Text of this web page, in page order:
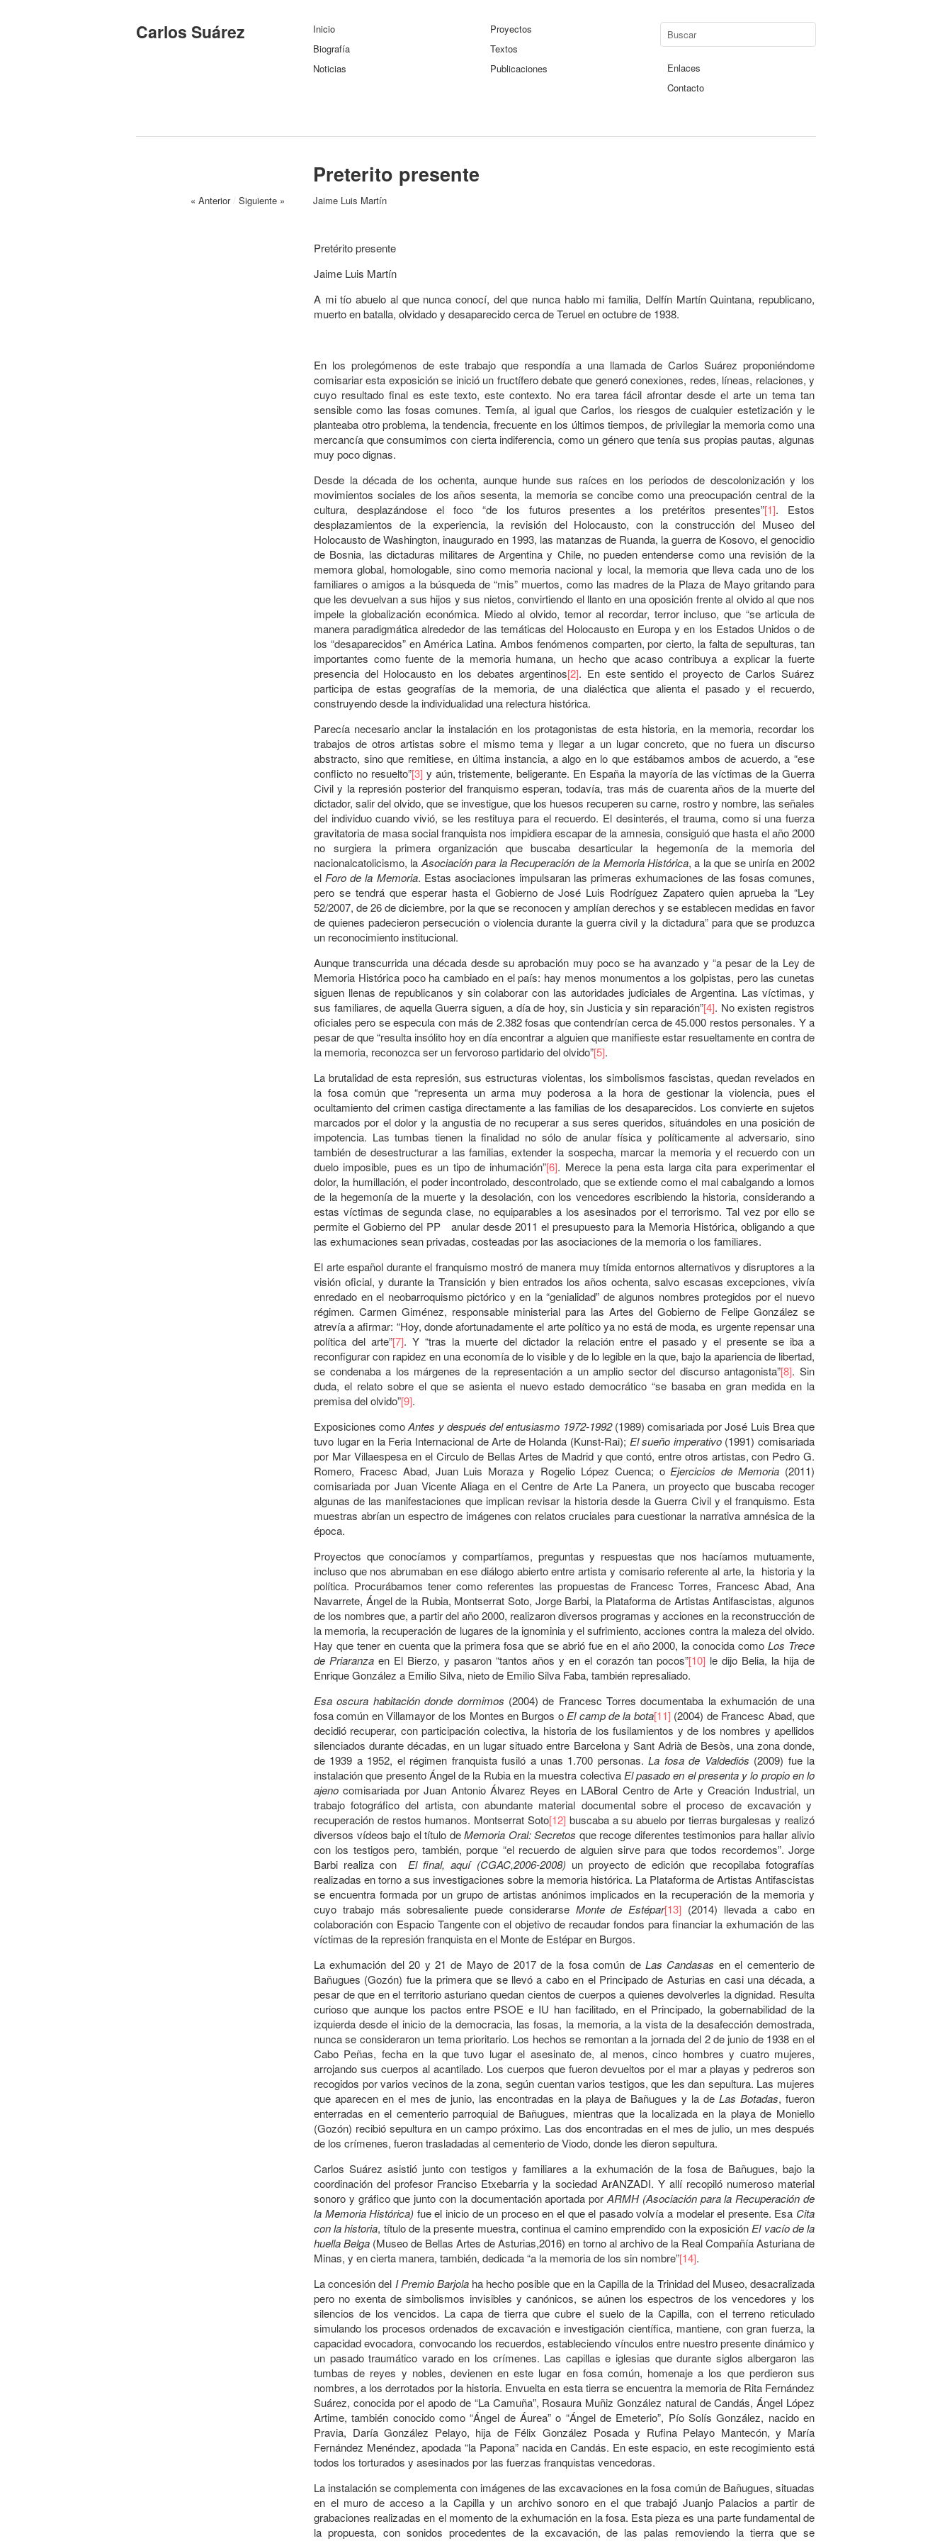
Carlos Suárez
Inicio
Biografía
Noticias
Proyectos
Textos
Publicaciones
Enlaces
Contacto
Preterito presente
« Anterior / Siguiente » Jaime Luis Martín
Pretérito presente
Jaime Luis Martín
A mi tío abuelo al que nunca conocí, del que nunca hablo mi familia, Delfín Martín Quintana, republicano,
muerto en batalla, olvidado y desaparecido cerca de Teruel en octubre de 1938.
En los prolegómenos de este trabajo que respondía a una llamada de Carlos Suárez proponiéndome
comisariar esta exposición se inició un fructífero debate que generó conexiones, redes, líneas, relaciones, y
cuyo resultado final es este texto, este contexto. No era tarea fácil afrontar desde el arte un tema tan
sensible como las fosas comunes. Temía, al igual que Carlos, los riesgos de cualquier estetización y le
planteaba otro problema, la tendencia, frecuente en los últimos tiempos, de privilegiar la memoria como una
mercancía que consumimos con cierta indiferencia, como un género que tenía sus propias pautas, algunas
muy poco dignas.
Desde la década de los ochenta, aunque hunde sus raíces en los periodos de descolonización y los
movimientos sociales de los años sesenta, la memoria se concibe como una preocupación central de la
cultura, desplazándose el foco “de los futuros presentes a los pretéritos presentes”[1]. Estos
desplazamientos de la experiencia, la revisión del Holocausto, con la construcción del Museo del
Holocausto de Washington, inaugurado en 1993, las matanzas de Ruanda, la guerra de Kosovo, el genocidio
de Bosnia, las dictaduras militares de Argentina y Chile, no pueden entenderse como una revisión de la
memora global, homologable, sino como memoria nacional y local, la memoria que lleva cada uno de los
familiares o amigos a la búsqueda de “mis” muertos, como las madres de la Plaza de Mayo gritando para
que les devuelvan a sus hijos y sus nietos, convirtiendo el llanto en una oposición frente al olvido al que nos
impele la globalización económica. Miedo al olvido, temor al recordar, terror incluso, que “se articula de
manera paradigmática alrededor de las temáticas del Holocausto en Europa y en los Estados Unidos o de
los “desaparecidos” en América Latina. Ambos fenómenos comparten, por cierto, la falta de sepulturas, tan
importantes como fuente de la memoria humana, un hecho que acaso contribuya a explicar la fuerte
presencia del Holocausto en los debates argentinos[2]. En este sentido el proyecto de Carlos Suárez
participa de estas geografías de la memoria, de una dialéctica que alienta el pasado y el recuerdo,
construyendo desde la individualidad una relectura histórica.
Parecía necesario anclar la instalación en los protagonistas de esta historia, en la memoria, recordar los
trabajos de otros artistas sobre el mismo tema y llegar a un lugar concreto, que no fuera un discurso
abstracto, sino que remitiese, en última instancia, a algo en lo que estábamos ambos de acuerdo, a “ese
conflicto no resuelto”[3] y aún, tristemente, beligerante. En España la mayoría de las víctimas de la Guerra
Civil y la represión posterior del franquismo esperan, todavía, tras más de cuarenta años de la muerte del
dictador, salir del olvido, que se investigue, que los huesos recuperen su carne, rostro y nombre, las señales
del individuo cuando vivió, se les restituya para el recuerdo. El desinterés, el trauma, como si una fuerza
gravitatoria de masa social franquista nos impidiera escapar de la amnesia, consiguió que hasta el año 2000
no surgiera la primera organización que buscaba desarticular la hegemonía de la memoria del
nacionalcatolicismo, la Asociación para la Recuperación de la Memoria Histórica, a la que se uniría en 2002
el Foro de la Memoria. Estas asociaciones impulsaran las primeras exhumaciones de las fosas comunes,
pero se tendrá que esperar hasta el Gobierno de José Luis Rodríguez Zapatero quien aprueba la “Ley
52/2007, de 26 de diciembre, por la que se reconocen y amplían derechos y se establecen medidas en favor
de quienes padecieron persecución o violencia durante la guerra civil y la dictadura” para que se produzca
un reconocimiento institucional.
Aunque transcurrida una década desde su aprobación muy poco se ha avanzado y “a pesar de la Ley de
Memoria Histórica poco ha cambiado en el país: hay menos monumentos a los golpistas, pero las cunetas
siguen llenas de republicanos y sin colaborar con las autoridades judiciales de Argentina. Las víctimas, y
sus familiares, de aquella Guerra siguen, a día de hoy, sin Justicia y sin reparación”[4]. No existen registros
oficiales pero se especula con más de 2.382 fosas que contendrían cerca de 45.000 restos personales. Y a
pesar de que “resulta insólito hoy en día encontrar a alguien que manifieste estar resueltamente en contra de
la memoria, reconozca ser un fervoroso partidario del olvido”[5].
La brutalidad de esta represión, sus estructuras violentas, los simbolismos fascistas, quedan revelados en
la fosa común que “representa un arma muy poderosa a la hora de gestionar la violencia, pues el
ocultamiento del crimen castiga directamente a las familias de los desaparecidos. Los convierte en sujetos
marcados por el dolor y la angustia de no recuperar a sus seres queridos, situándoles en una posición de
impotencia. Las tumbas tienen la finalidad no sólo de anular física y políticamente al adversario, sino
también de desestructurar a las familias, extender la sospecha, marcar la memoria y el recuerdo con un
duelo imposible, pues es un tipo de inhumación”[6]. Merece la pena esta larga cita para experimentar el
dolor, la humillación, el poder incontrolado, descontrolado, que se extiende como el mal cabalgando a lomos
de la hegemonía de la muerte y la desolación, con los vencedores escribiendo la historia, considerando a
estas víctimas de segunda clase, no equiparables a los asesinados por el terrorismo. Tal vez por ello se
permite el Gobierno del PP anular desde 2011 el presupuesto para la Memoria Histórica, obligando a que
las exhumaciones sean privadas, costeadas por las asociaciones de la memoria o los familiares.
El arte español durante el franquismo mostró de manera muy tímida entornos alternativos y disruptores a la
visión oficial, y durante la Transición y bien entrados los años ochenta, salvo escasas excepciones, vivía
enredado en el neobarroquismo pictórico y en la “genialidad” de algunos nombres protegidos por el nuevo
régimen. Carmen Giménez, responsable ministerial para las Artes del Gobierno de Felipe González se
atrevía a afirmar: “Hoy, donde afortunadamente el arte político ya no está de moda, es urgente repensar una
política del arte”[7]. Y “tras la muerte del dictador la relación entre el pasado y el presente se iba a
reconfigurar con rapidez en una economía de lo visible y de lo legible en la que, bajo la apariencia de libertad,
se condenaba a los márgenes de la representación a un amplio sector del discurso antagonista”[8]. Sin
duda, el relato sobre el que se asienta el nuevo estado democrático “se basaba en gran medida en la
premisa del olvido”[9].
Exposiciones comoAntes y después del entusiasmo 1972-1992(1989) comisariada por José Luis Brea que
tuvo lugar en la Feria Internacional de Arte de Holanda (Kunst-Rai); El sueño imperativo(1991) comisariada
por Mar Villaespesa en el Circulo de Bellas Artes de Madrid y que contó, entre otros artistas, con Pedro G.
Romero, Fracesc Abad, Juan Luis Moraza y Rogelio López Cuenca; o Ejercicios de Memoria (2011)
comisariada por Juan Vicente Aliaga en el Centre de Arte La Panera, un proyecto que buscaba recoger
algunas de las manifestaciones que implican revisar la historia desde la Guerra Civil y el franquismo. Esta
muestras abrían un espectro de imágenes con relatos cruciales para cuestionar la narrativa amnésica de la
época.
Proyectos que conocíamos y compartíamos, preguntas y respuestas que nos hacíamos mutuamente,
incluso que nos abrumaban en ese diálogo abierto entre artista y comisario referente al arte, la historia y la
política. Procurábamos tener como referentes las propuestas de Francesc Torres, Francesc Abad, Ana
Navarrete, Ángel de la Rubia, Montserrat Soto, Jorge Barbi, la Plataforma de Artistas Antifascistas, algunos
de los nombres que, a partir del año 2000, realizaron diversos programas y acciones en la reconstrucción de
la memoria, la recuperación de lugares de la ignominia y el sufrimiento, acciones contra la maleza del olvido.
Hay que tener en cuenta que la primera fosa que se abrió fue en el año 2000, la conocida comoLos Trece
de Priaranza en El Bierzo, y pasaron “tantos años y en el corazón tan pocos”[10] le dijo Belia, la hija de
Enrique González a Emilio Silva, nieto de Emilio Silva Faba, también represaliado.
Esa oscura habitación donde dormimos (2004) de Francesc Torres documentaba la exhumación de una
fosa común en Villamayor de los Montes en Burgos o El camp de la bota[11] (2004) de Francesc Abad, que
decidió recuperar, con participación colectiva, la historia de los fusilamientos y de los nombres y apellidos
silenciados durante décadas, en un lugar situado entre Barcelona y Sant Adrià de Besòs, una zona donde,
de 1939 a 1952, el régimen franquista fusiló a unas 1.700 personas.La fosa de Valdediós (2009) fue la
instalación que presento Ángel de la Rubia en la muestra colectiva El pasado en el presenta y lo propio en lo
ajeno comisariada por Juan Antonio Álvarez Reyes en LABoral Centro de Arte y Creación Industrial, un
trabajo fotográfico del artista, con abundante material documental sobre el proceso de excavación y
recuperación de restos humanos. Montserrat Soto[12] buscaba a su abuelo por tierras burgalesas y realizó
diversos vídeos bajo el título deMemoria Oral: Secretos que recoge diferentes testimonios para hallar alivio
con los testigos pero, también, porque “el recuerdo de alguien sirve para que todos recordemos”. Jorge
Barbi realiza con El final, aquí (CGAC,2006-2008) un proyecto de edición que recopilaba fotografías
realizadas en torno a sus investigaciones sobre la memoria histórica. La Plataforma de Artistas Antifascistas
se encuentra formada por un grupo de artistas anónimos implicados en la recuperación de la memoria y
cuyo trabajo más sobresaliente puede considerarse Monte de Estépar[13] (2014) llevada a cabo en
colaboración con Espacio Tangente con el objetivo de recaudar fondos para financiar la exhumación de las
víctimas de la represión franquista en el Monte de Estépar en Burgos.
La exhumación del 20 y 21 de Mayo de 2017 de la fosa común de Las Candasas en el cementerio de
Bañugues (Gozón) fue la primera que se llevó a cabo en el Principado de Asturias en casi una década, a
pesar de que en el territorio asturiano quedan cientos de cuerpos a quienes devolverles la dignidad. Resulta
curioso que aunque los pactos entre PSOE e IU han facilitado, en el Principado, la gobernabilidad de la
izquierda desde el inicio de la democracia, las fosas, la memoria, a la vista de la desafección demostrada,
nunca se consideraron un tema prioritario. Los hechos se remontan a la jornada del 2 de junio de 1938 en el
Cabo Peñas, fecha en la que tuvo lugar el asesinato de, al menos, cinco hombres y cuatro mujeres,
arrojando sus cuerpos al acantilado. Los cuerpos que fueron devueltos por el mar a playas y pedreros son
recogidos por varios vecinos de la zona, según cuentan varios testigos, que les dan sepultura. Las mujeres
que aparecen en el mes de junio, las encontradas en la playa de Bañugues y la de Las Botadas, fueron
enterradas en el cementerio parroquial de Bañugues, mientras que la localizada en la playa de Moniello
(Gozón) recibió sepultura en un campo próximo. Las dos encontradas en el mes de julio, un mes después
de los crímenes, fueron trasladadas al cementerio de Viodo, donde les dieron sepultura.
Carlos Suárez asistió junto con testigos y familiares a la exhumación de la fosa de Bañugues, bajo la
coordinación del profesor Franciso Etxebarria y la sociedad ArANZADI. Y allí recopiló numeroso material
sonoro y gráfico que junto con la documentación aportada por ARMH (Asociación para la Recuperación de
la Memoria Histórica) fue el inicio de un proceso en el que el pasado volvía a modelar el presente. Esa Cita
con la historia, título de la presente muestra, continua el camino emprendido con la exposición El vacío de la
huella Belga (Museo de Bellas Artes de Asturias,2016) en torno al archivo de la Real Compañía Asturiana de
Minas, y en cierta manera, también, dedicada “a la memoria de los sin nombre”[14].
La concesión del I Premio Barjolaha hecho posible que en la Capilla de la Trinidad del Museo, desacralizada
pero no exenta de simbolismos invisibles y canónicos, se aúnen los espectros de los vencedores y los
silencios de los vencidos. La capa de tierra que cubre el suelo de la Capilla, con el terreno reticulado
simulando los procesos ordenados de excavación e investigación científica, mantiene, con gran fuerza, la
capacidad evocadora, convocando los recuerdos, estableciendo vínculos entre nuestro presente dinámico y
un pasado traumático varado en los crímenes. Las capillas e iglesias que durante siglos albergaron las
tumbas de reyes y nobles, devienen en este lugar en fosa común, homenaje a los que perdieron sus
nombres, a los derrotados por la historia. Envuelta en esta tierra se encuentra la memoria de Rita Fernández
Suárez, conocida por el apodo de “La Camuña”, Rosaura Muñiz González natural de Candás, Ángel López
Artime, también conocido como “Ángel de Áurea” o “Ángel de Emeterio”, Pío Solís González, nacido en
Pravia, Daría González Pelayo, hija de Félix González Posada y Rufina Pelayo Mantecón, y María
Fernández Menéndez, apodada “la Papona” nacida en Candás. En este espacio, en este recogimiento está
todos los torturados y asesinados por las fuerzas franquistas vencedoras.
La instalación se complementa con imágenes de las excavaciones en la fosa común de Bañugues, situadas
en el muro de acceso a la Capilla y un archivo sonoro en el que trabajó Juanjo Palacios a partir de
grabaciones realizadas en el momento de la exhumación en la fosa. Esta pieza es una parte fundamental de
la propuesta, con sonidos procedentes de la excavación, de las palas removiendo la tierra que se